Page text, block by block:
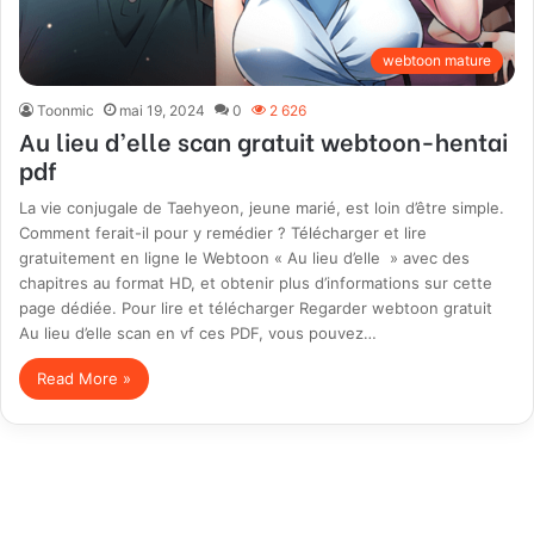
webtoon mature
Toonmic mai 19, 2024 0 2 626
Au lieu d’elle scan gratuit webtoon-hentai
pdf
La vie conjugale de Taehyeon, jeune marié, est loin d’être simple.
Comment ferait-il pour y remédier ? Télécharger et lire
gratuitement en ligne le Webtoon « Au lieu d’elle » avec des
chapitres au format HD, et obtenir plus d’informations sur cette
page dédiée. Pour lire et télécharger Regarder webtoon gratuit
Au lieu d’elle scan en vf ces PDF, vous pouvez…
Read More »